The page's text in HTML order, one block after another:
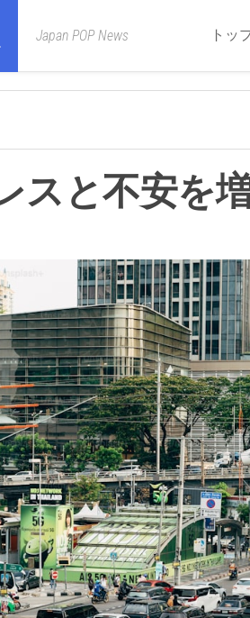
Japan POP News トッ
スと不安を